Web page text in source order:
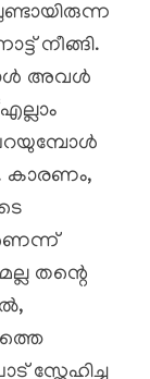
നീങ്ങി.
അവൾ
കാരണം,
തന്റെ
സ്നേഹിച്ച